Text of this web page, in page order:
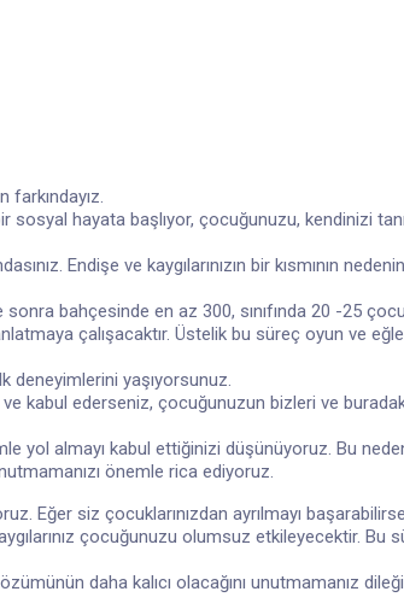
farkındayız.
sosyal hayata başlıyor, çocuğunuzu, kendinizi
Endişe ve kaygılarınızın bir kısmının
bahçesinde en az 300, sınıfında 20 -25
çalışacaktır. Üstelik bu süreç oyun ve
deneyimlerini yaşıyorsunuz.
kabul ederseniz, çocuğunuzun bizleri ve
yol almayı kabul ettiğinizi düşünüyoruz. Bu
önemle rica ediyoruz.
Eğer siz çocuklarınızdan ayrılmayı
çocuğunuzu olumsuz etkileyecektir. Bu
daha kalıcı olacağını unutmamanız